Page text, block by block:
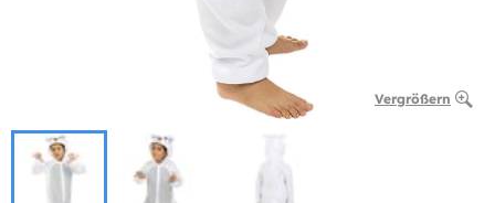
Vergrößern